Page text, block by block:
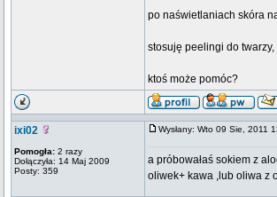
po naświetlaniach skóra
stosuję peelingi do
ktoś może pomóc?
ixi02
Pomogła: 2 razy
Dołączyła: 14 Maj 2009
Posty: 359
Wysłany: Wto 09 Sie, 2011
a próbowałaś sokiem z
oliwek+ kawa ,lub oliwa z